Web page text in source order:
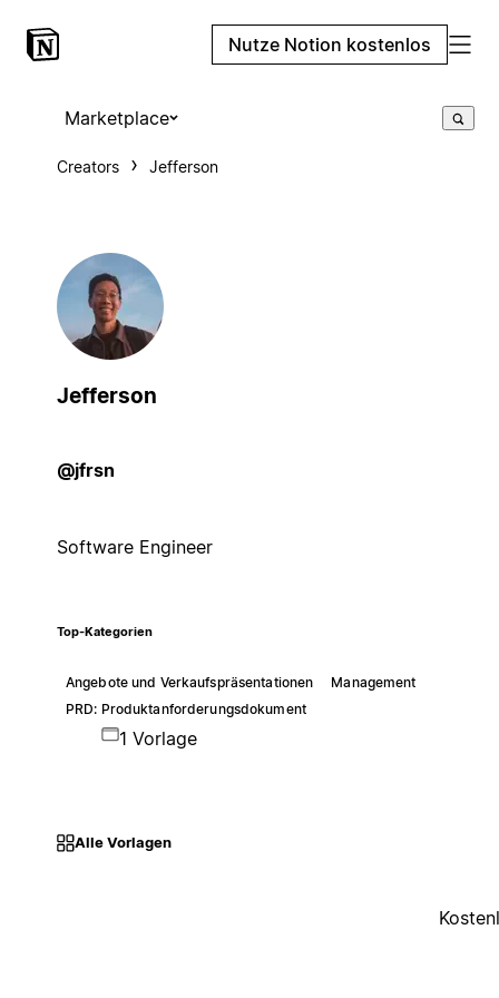
Nutze Notion kostenlos
Marketplace
Creators Jefferson
Jefferson
@jfrsn
Software Engineer
Top-Kategorien
Angebote und Verkaufspräsentationen
Management
PRD: Produktanforderungsdokument
1 Vorlage
Alle Vorlagen